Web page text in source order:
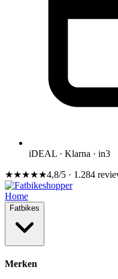
iDEAL · Klarna · in3
★★★★★4,8/5 · 1.284
Home
Fatbikes
Merken